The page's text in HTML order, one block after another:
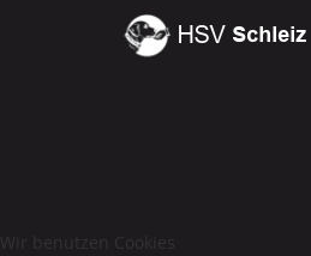
Wir benutzen Cookies